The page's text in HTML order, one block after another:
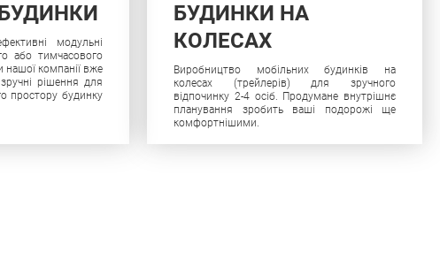
модульні
або тимчасового
компанії вже
рішення для
простору будинку
БУДИНКИ НА
КОЛЕСАХ
Виробництво мобільних будинків на
колесах (трейлерів) для зручного
відпочинку 2-4 осіб. Продумане внутрішнє
планування зробить ваші подорожі ще
комфортнішими.